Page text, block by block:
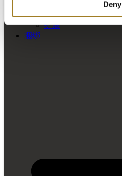
Deny
阿卡迪亚制造公司
阿卡迪亚名言
扩展
捆绑